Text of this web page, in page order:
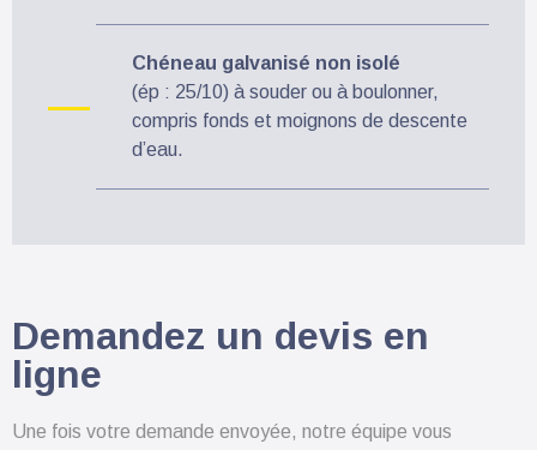
Chéneau galvanisé non isolé
(ép : 25/10) à souder ou à boulonner,
compris fonds et moignons de descente
d’eau.
Demandez un devis en
ligne
Une fois votre demande envoyée, notre équipe vous